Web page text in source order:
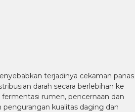
terjadinya cekaman panas
darah secara berlebihan ke
rumen, pencernaan dan
kualitas daging dan